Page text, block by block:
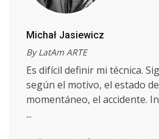
Michał Jasiewicz
By LatAm ARTE
Es difícil definir mi técnica.
según el motivo, el estado
momentáneo, el accidente.
...